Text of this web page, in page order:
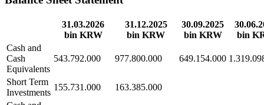
31.03.2026
bin KRW
31.12.2025
bin KRW
30.09.2025
bin KRW
bin
Cash and
Cash
Equivalents
543.792.000 977.800.000 649.154.000
Short Term
Investments
155.731.000
163.385.000